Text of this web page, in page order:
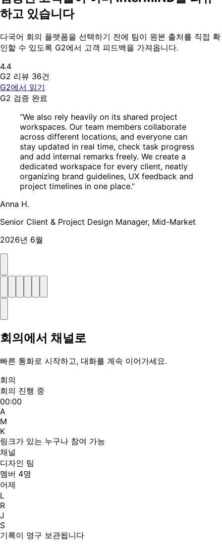
하고 있습니다
다국어 회의 플랫폼을 선택하기 전에 팀이 원본 출처를 직접 확
인할 수 있도록 G2에서 고객 피드백을 가져옵니다.
4.4
G2 리뷰 36건
G2에서 읽기
G2 검증 완료
“We also rely heavily on its shared project
workspaces. Our team members collaborate
across different locations, and everyone can
stay updated in real time, check task progress
and add internal remarks freely. We create a
dedicated workspace for every client, neatly
organizing brand guidelines, UX feedback and
project timelines in one place.”
Anna H.
Senior Client & Project Design Manager, Mid-Market
2026년 6월
회의에서 채널로
빠른 통화로 시작하고, 대화를 계속 이어가세요.
회의
회의 진행 중
00:00
A
M
K
링크가 있는 누구나 참여 가능
채널
디자인 팀
멤버 4명
어제
L
R
J
S
기록이 영구 보관됩니다